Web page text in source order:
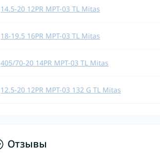
14.5-20 12PR MPT-03 TL Mitas
18-19.5 16PR MPT-03 TL Mitas
405/70-20 14PR MPT-03 TL Mitas
12.5-20 12PR MPT-03 132 G TL Mitas
Отзывы